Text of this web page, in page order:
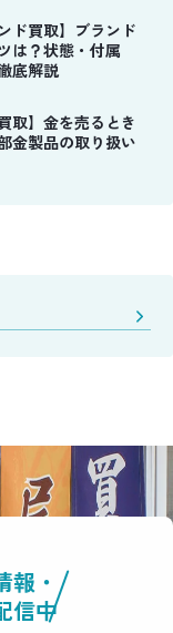
ド買取】ブランド
は？状態・付属
底解説
取】金を売るとき
金製品の取り扱い
報・
信中